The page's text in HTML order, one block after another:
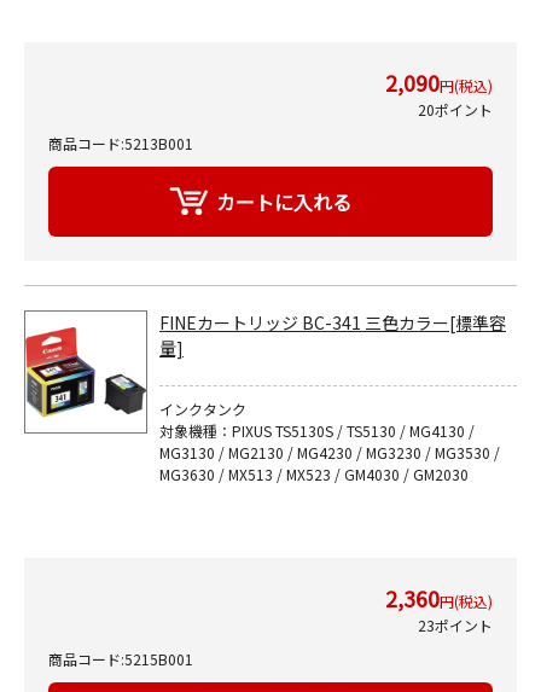
2,090円(税込)
20ポイント
商品コード:5213B001
FINEカートリッジ BC-341 三色カラー[標準容
量]
インクタンク
対象機種：PIXUS TS5130S / TS5130 / MG4130 /
MG3130 / MG2130 / MG4230 / MG3230 / MG3530 /
MG3630 / MX513 / MX523 / GM4030 / GM2030
2,360円(税込)
23ポイント
商品コード:5215B001